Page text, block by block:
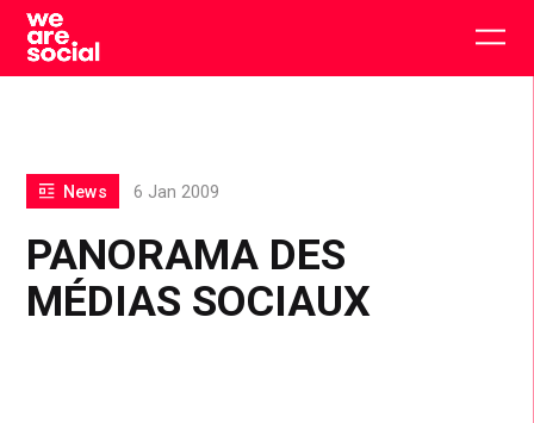
Skip
content
PANORAMA DES
MÉDIAS SOCIAUX
News 6 Jan 2009